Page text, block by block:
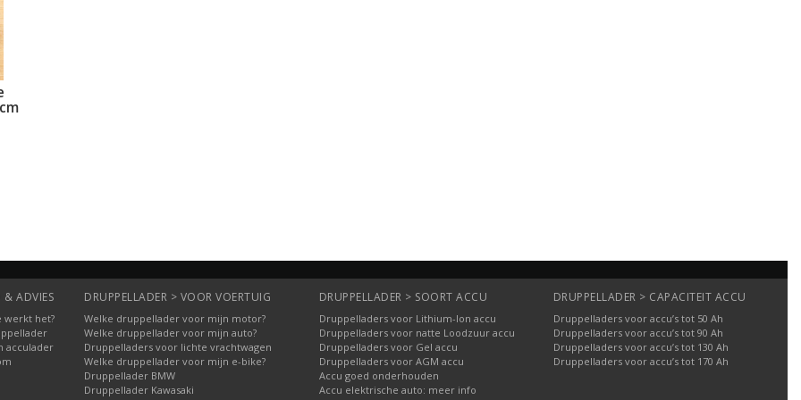
& ADVIES
werkt het?
acculader
DRUPPELLADER > VOOR VOERTUIG
Welke druppellader voor mijn motor?
Welke druppellader voor mijn auto?
Druppelladers voor lichte vrachtwagen
Welke druppellader voor mijn e-bike?
Druppellader BMW
Druppellader Kawasaki
DRUPPELLADER > SOORT ACCU
Druppelladers voor Lithium-Ion accu
Druppelladers voor natte Loodzuur accu
Druppelladers voor Gel accu
Druppelladers voor AGM accu
Accu goed onderhouden
Accu elektrische auto: meer info
DRUPPELLADER > CAPACITEIT ACCU
Druppelladers voor accu’s tot 50 Ah
Druppelladers voor accu’s tot 90 Ah
Druppelladers voor accu’s tot 130 Ah
Druppelladers voor accu’s tot 170 Ah